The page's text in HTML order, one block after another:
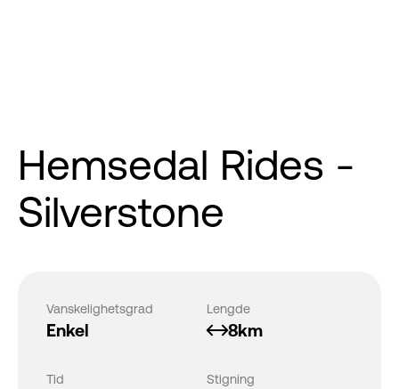
Hemsedal Rides -
Silverstone
Vanskelighetsgrad
Enkel
Lengde
8km
Tid Stigning